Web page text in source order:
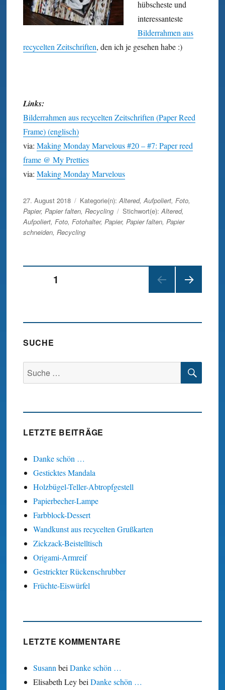
hübscheste und
interessanteste
Bilder­rahmen aus
recycelten Zeit­schriften, den ich je gesehen habe :)
Links:
Bilderrahmen aus recycelten Zeitschriften (Paper Reed
Frame) (englisch)
via: Making Monday Marvelous #20 – #7: Paper reed
frame @ My Pretties
via: Making Monday Marvelous
Veröffentlicht
am
27. August 2018 Kategorie(n):Altered,Aufpoliert, Foto,
Papier, Papier falten, Recycling Stichwort(e):Altered,
Aufpoliert, Foto, Fotohalter, Papier, Papier falten, Papier
schneiden, Recycling
Beitragsnavigation
SEITE1
E
SUCHE
Suche
nach:
LETZTE BEITRÄGE
Danke schön …
Gesticktes Mandala
Holzbügel-Teller-Abtropfgestell
Papierbecher-Lampe
Farbblock-Dessert
Wandkunst aus recycelten Grußkarten
Zickzack-Beistelltisch
Origami-Armreif
Gestrickter Rückenschrubber
Früchte-Eiswürfel
LETZTE KOMMENTARE
SusannbeiDanke schön …
Elisabeth LeybeiDanke schön …